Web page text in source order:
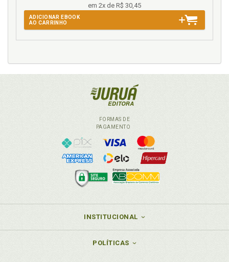
em 2x de R$ 30,45
ADICIONAR EBOOK
AO CARRINHO
FORMAS DE
PAGAMENTO
INSTITUCIONAL
POLÍTICAS